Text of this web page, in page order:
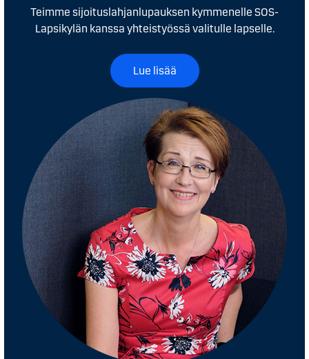
Teimme sijoituslahjanlupauksen kymmenelle SOS-
Lapsikylän kanssa yhteistyössä valitulle lapselle.
Lue lisää